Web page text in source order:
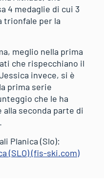
4 medaglie di cui 3
trionfale per la
meglio nella prima
che rispecchiano il
invece, si è
prima serie
che le ha
seconda parte di
Planica (Slo):
(SLO) (fis-ski.com)